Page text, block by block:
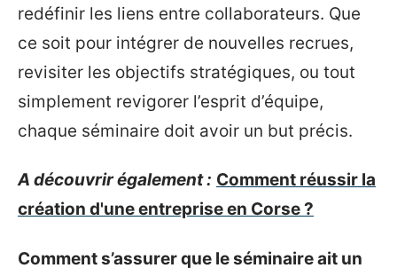
redéfinir les liens entre collaborateurs. Que
ce soit pour intégrer de nouvelles recrues,
revisiter les objectifs stratégiques, ou tout
simplement revigorer l’esprit d’équipe,
chaque séminaire doit avoir un but précis.
A découvrir également : Comment réussir la
création d'une entreprise en Corse ?
Comment s’assurer que le séminaire ait un